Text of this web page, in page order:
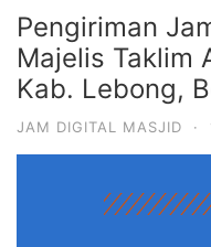
Pengiriman
Majelis Taklim
Kab. Lebong,
JAM DIGITAL MASJID ·